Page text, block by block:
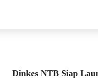
Dinkes NTB Siap